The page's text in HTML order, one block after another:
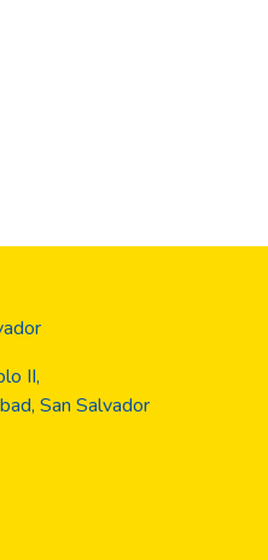
II,
San Salvador